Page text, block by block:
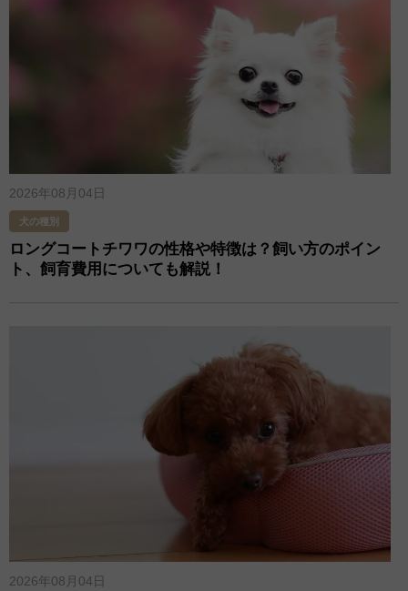
2026年08月04日
犬の種別
ロングコートチワワの性格や特徴は？飼い方のポイン
ト、飼育費用についても解説！
2026年08月04日